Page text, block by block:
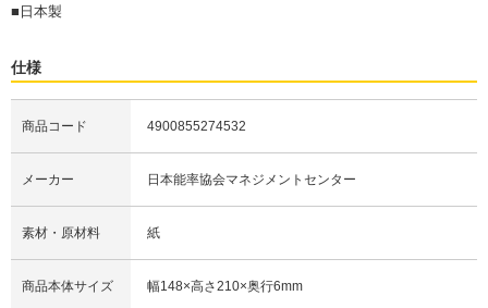
■日本製
仕様
商品コード 4900855274532
メーカー 日本能率協会マネジメントセンター
素材・原材料 紙
商品本体サイズ 幅148×高さ210×奥行6mm